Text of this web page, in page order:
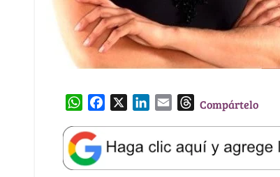
W
a
t
s
e
b
k
e
l
T
e
a
Compártelo